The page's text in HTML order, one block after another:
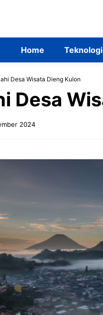
Home Teknologi
Desa Wisata Dieng Kulon
Desa
2024